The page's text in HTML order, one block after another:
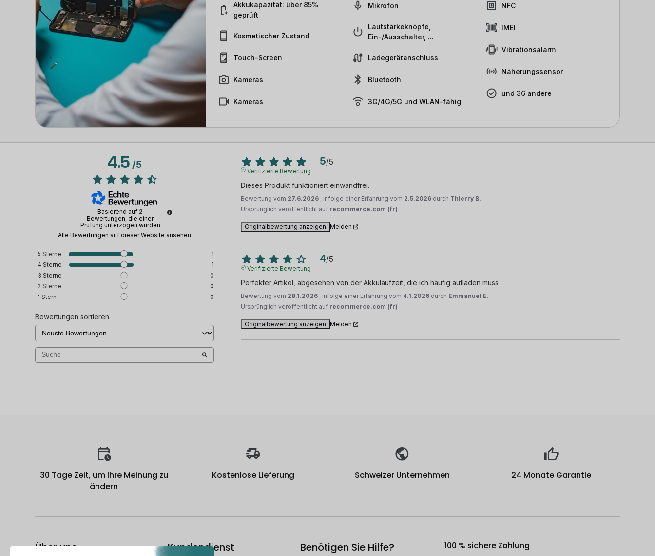
Akkukapazität: über 85%
geprüft
Kosmetischer Zustand
Touch-Screen
Kameras
Kameras
Mikrofon
Lautstärkeknöpfe,
Ein-/Ausschalter, ...
Ladegerätanschluss
Bluetooth
3G/4G/5G und WLAN-fähig
NFC
IMEI
Vibrationsalarm
Näherungssensor
und 36 andere
4.5/5
Basierend auf 2
Bewertungen, die einer
Prüfung unterzogen wurden
Alle Bewertungen auf dieser Website ansehen
5 Sterne
1
4 Sterne
1
3 Sterne
0
2 Sterne
0
1 Stern 0
Bewertungen sortieren
5/5
Verifizierte Bewertung
Dieses Produkt funktioniert einwandfrei.
Bewertung vom 27.6.2026 , infolge einer Erfahrung vom 2.5.2026 durch Thierry B.
Ursprünglich veröffentlicht auf recommerce.com (fr)
Originalbewertung anzeigen Melden
4/5
Verifizierte Bewertung
Perfekter Artikel, abgesehen von der Akkulaufzeit, die ich häufig aufladen muss
Bewertung vom 28.1.2026 , infolge einer Erfahrung vom 4.1.2026 durch Emmanuel E.
Ursprünglich veröffentlicht auf recommerce.com (fr)
Originalbewertung anzeigen Melden
30 Tage Zeit, um Ihre Meinung zu
ändern
Kostenlose Lieferung Schweizer Unternehmen 24 Monate Garantie
Über uns Kundendienst Benötigen Sie Hilfe? 100 % sichere Zahlung